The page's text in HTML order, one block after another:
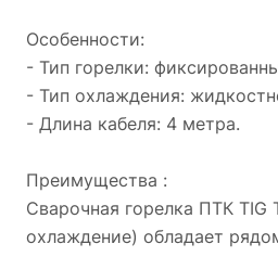
Особенности:
- Тип горелки:
- Тип охлаждения:
- Длина кабеля: 4 метра.
Преимущества :
Сварочная горелка ПТК TIG
охлаждение) обладает